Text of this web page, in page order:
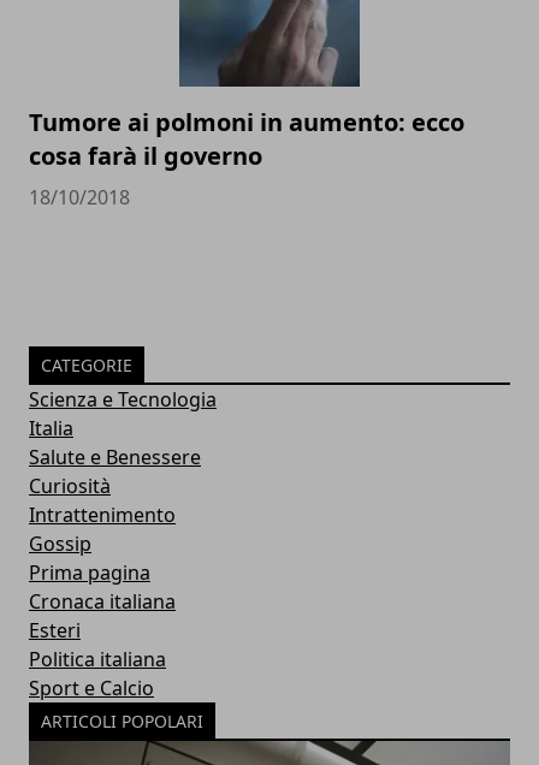
Tumore ai polmoni in aumento: ecco
cosa farà il governo
18/10/2018
CATEGORIE
Scienza e Tecnologia
Italia
Salute e Benessere
Curiosità
Intrattenimento
Gossip
Prima pagina
Cronaca italiana
Esteri
Politica italiana
Sport e Calcio
ARTICOLI POPOLARI